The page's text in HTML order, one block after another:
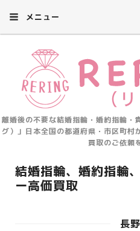
メニュー
離婚後の不要な結婚指輪・婚約指輪・
グ）」日本全国の都道府県・市区町村
買取のご依頼
結婚指輪、婚約指輪
ー高価買取
長